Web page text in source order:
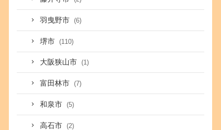
羽曳野市 (6)
堺市 (110)
大阪狭山市 (1)
富田林市 (7)
和泉市 (5)
高石市 (2)